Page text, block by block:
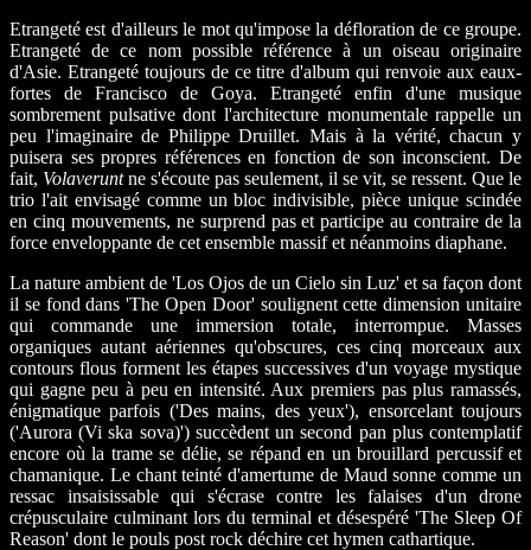
Etrangeté est d'ailleurs le mot qu'impose la défloration de ce groupe.
Etrangeté de ce nom possible référence à un oiseau originaire
d'Asie. Etrangeté toujours de ce titre d'album qui renvoie aux eaux-
fortes de Francisco de Goya. Etrangeté enfin d'une musique
sombrement pulsative dont l'architecture monumentale rappelle un
peu l'imaginaire de Philippe Druillet. Mais à la vérité, chacun y
puisera ses propres références en fonction de son inconscient. De
fait, Volaveruntne s'écoute pas seulement, il se vit, se ressent. Que le
trio l'ait envisagé comme un bloc indivisible, pièce unique scindée
en cinq mouvements, ne surprend pas et participe au contraire de la
force enveloppante de cet ensemble massif et néanmoins diaphane.
La nature ambient de 'Los Ojos de un Cielo sin Luz' et sa façon dont
il se fond dans 'The Open Door' soulignent cette dimension unitaire
qui commande une immersion totale, interrompue. Masses
organiques autant aériennes qu'obscures, ces cinq morceaux aux
contours flous forment les étapes successives d'un voyage mystique
qui gagne peu à peu en intensité. Aux premiers pas plus ramassés,
énigmatique parfois ('Des mains, des yeux'), ensorcelant toujours
('Aurora (Vi ska sova)') succèdent un second pan plus contemplatif
encore où la trame se délie, se répand en un brouillard percussif et
chamanique. Le chant teinté d'amertume de Maud sonne comme un
ressac insaisissable qui s'écrase contre les falaises d'un drone
crépusculaire culminant lors du terminal et désespéré 'The Sleep Of
Reason' dont le pouls post rock déchire cet hymen cathartique.